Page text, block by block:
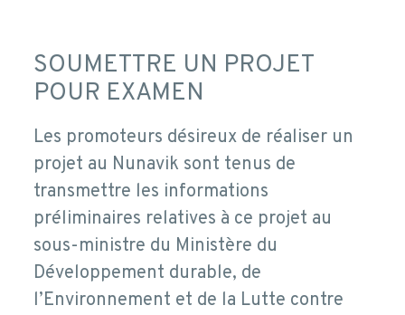
SOUMETTRE UN PROJET
POUR EXAMEN
Les promoteurs désireux de réaliser un
projet au Nunavik sont tenus de
transmettre les informations
préliminaires relatives à ce projet au
sous-ministre du Ministère du
Développement durable, de
l’Environnement et de la Lutte contre